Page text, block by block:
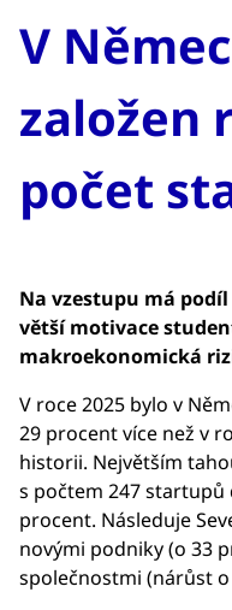
V
založen
počet
Na vzestupu má
větší motivace
makroekonomická
V roce 2025 bylo v
29 procent více než v
historii. Největším
s počtem 247
procent. Následuje
novými podniky (o 33
společnostmi (nárůst